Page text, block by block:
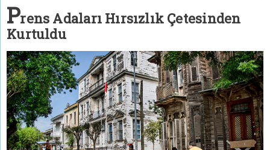
Prens Adaları Hırsızlık Çetesinden
Kurtuldu